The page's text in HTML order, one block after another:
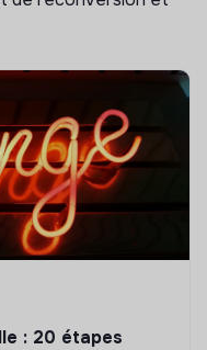
: 20 étapes